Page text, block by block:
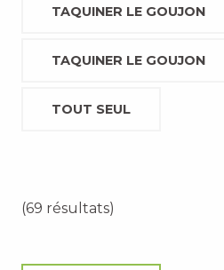
TAQUINER LE GOUJON
TAQUINER LE GOUJON
TOUT SEUL
(69 résultats)